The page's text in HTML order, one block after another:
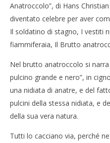
NOW
Sul ‘Brutto Anatroccolo’
04/10/2011
Anatroccolo”, di Hans
diventato celebre per aver
Il soldatino di stagno, I vestiti
fiammiferaia, Il Brutto
Nel brutto anatroccolo si
pulcino grande e nero”, in
una nidiata di anatre, e del
pulcini della stessa nidiata, e
della sua vera natura.
Tutti lo cacciano via, perché